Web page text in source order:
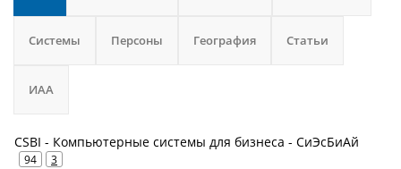
Системы Персоны География Статьи
ИАА
CSBI - Компьютерные системы для бизнеса - СиЭсБиАй
94 3